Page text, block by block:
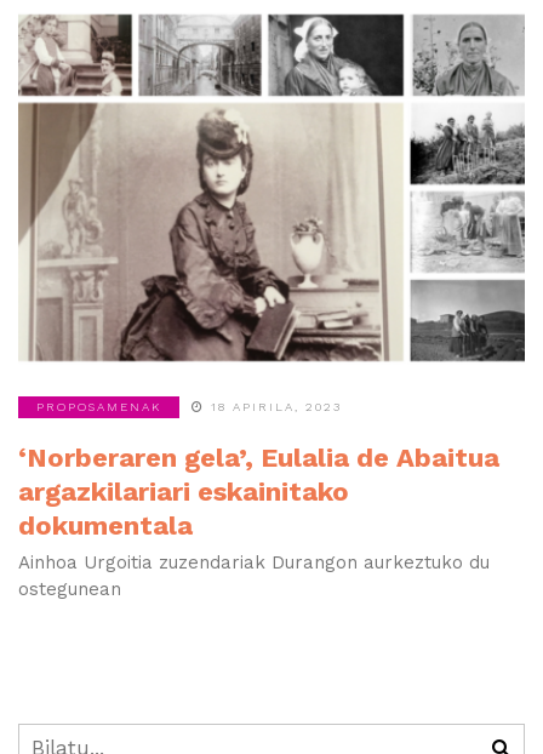
PROPOSAMENAK 18 APIRILA, 2023
‘Norberaren gela’, Eulalia de Abaitua
argazkilariari eskainitako
dokumentala
Ainhoa Urgoitia zuzendariak Durangon aurkeztuko du
ostegunean